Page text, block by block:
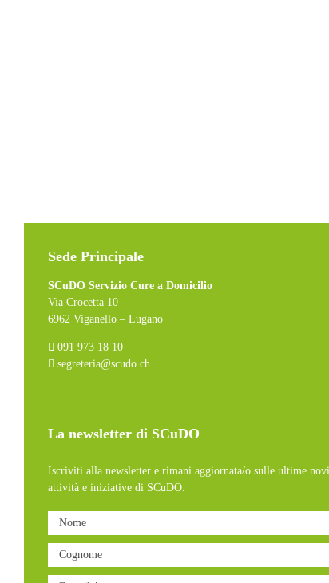
Sede Principale
SCuDO Servizio Cure a Domicilio
Via Crocetta 10
6962 Viganello – Lugano
091 973 18 10
segreteria@scudo.ch
La newsletter di SCuDO
Iscriviti alla newsletter e rimani aggiornata/o sulle ultime
attività e iniziative di SCuDO.